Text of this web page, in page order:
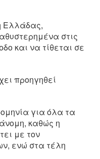
Ελλάδας,
στις
και να τίθεται σε
προηγηθεί
για όλα τα
καθώς η
με τον
ενώ στα τέλη